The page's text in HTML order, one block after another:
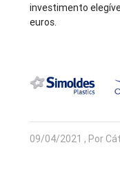
investimento
euros.
09/04/2021 , Por